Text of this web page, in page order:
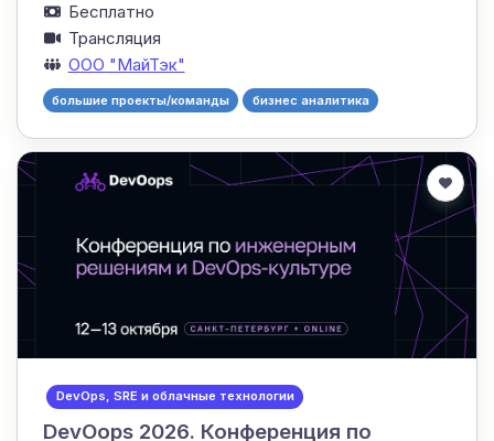
Бесплатно
Трансляция
ООО "МайТэк"
большие проекты/команды бизнес аналитика
DevOps, SRE и облачные технологии
DevOops 2026. Конференция по